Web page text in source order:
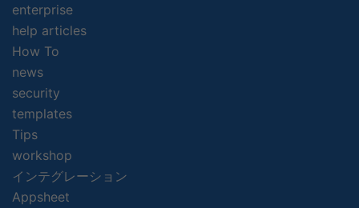
enterprise
help articles
How To
news
security
templates
Tips
workshop
インテグレーション
Appsheet